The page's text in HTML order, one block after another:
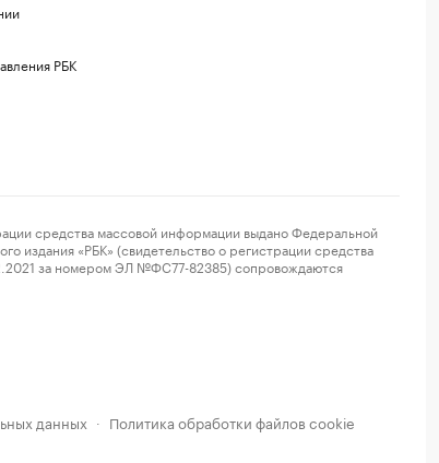
РБК
средства массовой информации выдано Федеральной
издания «РБК» (свидетельство о регистрации средства
за номером ЭЛ №ФС77-82385) сопровождаются
данных · Политика обработки файлов cookie